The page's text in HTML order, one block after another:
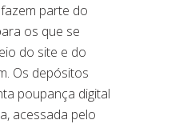
parte do
os que se
do site e do
Os depósitos
poupança digital
acessada pelo